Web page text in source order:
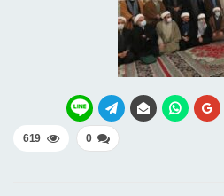
0
619